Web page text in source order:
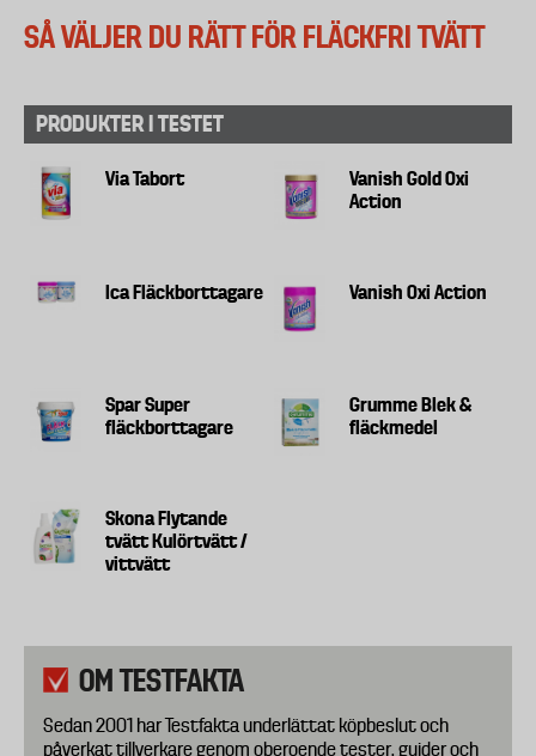
SÅ VÄLJER DU RÄTT FÖR FLÄCKFRI TVÄTT
PRODUKTER I TESTET
Via Tabort
Vanish Gold Oxi
Action
Ica Fläckborttagare Vanish Oxi Action
Spar Super
fläckborttagare
Grumme Blek &
fläckmedel
Skona Flytande
tvätt Kulörtvätt /
vittvätt
OM TESTFAKTA
Sedan 2001 har Testfakta underlättat köpbeslut och
påverkat tillverkare genom oberoende tester, guider och